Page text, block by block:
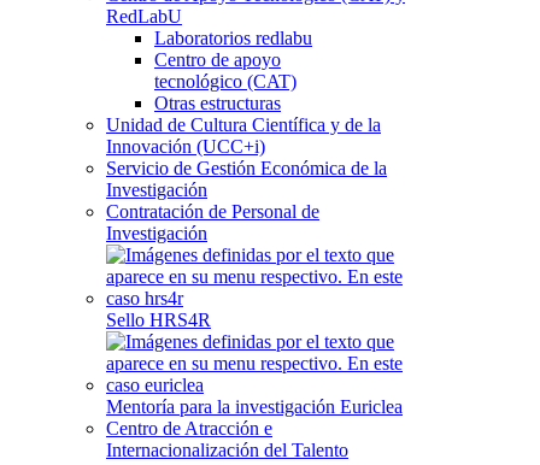
RedLabU
Laboratorios redlabu
Centro de apoyo
tecnológico (CAT)
Otras estructuras
Unidad de Cultura Científica y de la
Innovación (UCC+i)
Servicio de Gestión Económica de la
Investigación
Contratación de Personal de
Investigación
Sello HRS4R
Mentoría para la investigación Euriclea
Centro de Atracción e
Internacionalización del Talento